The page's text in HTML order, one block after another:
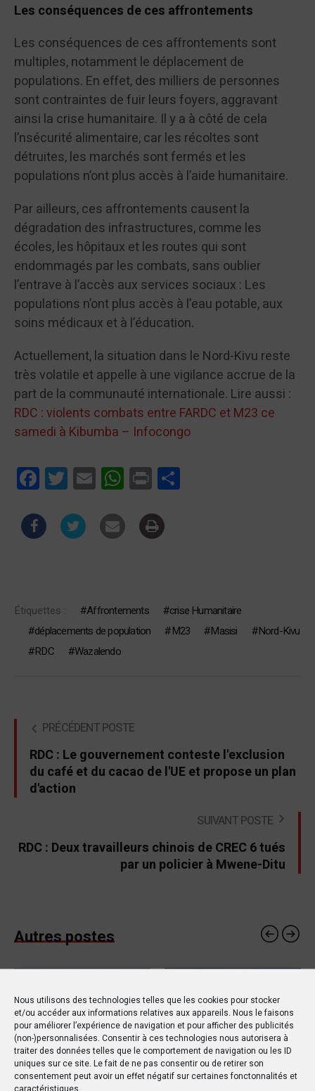
Nous utilisons des technologies telles que les cookies pour stocker
et/ou accéder aux informations relatives aux appareils. Nous le faisons
pour améliorer l’expérience de navigation et pour afficher des publicités
(non-)personnalisées. Consentir à ces technologies nous autorisera à
traiter des données telles que le comportement de navigation ou les ID
uniques sur ce site. Le fait de ne pas consentir ou de retirer son
consentement peut avoir un effet négatif sur certaines fonctonnalités et
Les conséquences de ces affrontements
Les conséquences de ces affrontements sont
multiples, notamment le déplacement de
populations. En effet, des milliers de personnes
sont contraintes de fuir leurs foyers, aggravant
ainsi la crise humanitaire. Il y a à côté de cela
l’nsécurité alimentaire, car les récoltes sont
détruites, les marchés sont fermés et les
populations n’ont plus accès à l’aide humanitaire.
Par ailleurs, ces affrontements causent la
dégradation des infrastructures, comme les
écoles, les hôpitaux et les routes qui sont
endommagés par les combats, sans oublier
l’entrave à l’accès aux services sociaux : Les
populations n’ont plus accès à l’eau potable, aux
soins médicaux et à l’éducation.
Actuellement, la situation dans le Nord-Kivu reste
très volatile et appelle à une vigilance accrue de la
part de la communauté internationale. Lire aussi :
RDC : violents combats entre FARDC et M23 ce
samedi à Kibumba – Infocongo
FacebookTwitterEmail WhatsApp
Print
Étiquettes : Affrontements
crise Humanitaire
déplacements de population
M23 Masisi
Nord-Kivu
RDC
Wazalendo
PRÉCÉDENT POSTE
RDC : Le gouvernement conteste l'exclusion
du café et du cacao de l'UE et propose un plan
d'action
SUIVANT POSTE
RDC : Deux travailleurs chinois de CREC 6 tués
par un policier à Mwene-Ditu
Autres postes
15 MARS 2019 20 OCTOBRE 2019